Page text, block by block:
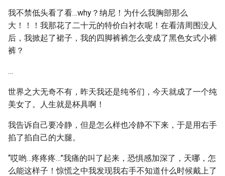
我不禁低头看了看…why？纳尼！为什么我胸部那么
大！！！我那花了二十元的特价白衬衣呢！在看清周围没人
后，我掀起了裙子，我的四脚裤裤怎么变成了黑色女式小裤
裤？
…
世界之大无奇不有，昨天我还是纯爷们，今天就成了一个纯
美女了。人生就是杯具啊！
我告诉自己要冷静，但是怎么样也冷静不下来，于是用右手
掐了掐自己的大腿。
“哎哟…疼疼疼…”我痛的叫了起来，恐惧感加深了，天哪，怎
么能这样子！惊慌之中我发现我右手不知道什么时候戴上了